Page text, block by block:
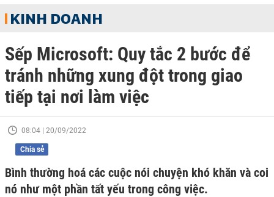
KINH DOANH
Sếp Microsoft: Quy tắc 2 bước để
tránh những xung đột trong giao
tiếp tại nơi làm việc
08:04 | 20/09/2022
Chia sẻ
Bình thường hoá các cuộc nói chuyện khó khăn và coi
nó như một phần tất yếu trong công việc.